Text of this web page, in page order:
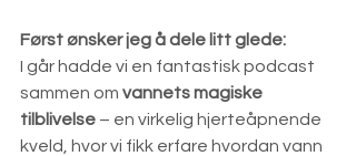
Først ønsker jeg å dele litt glede:
I går hadde vi en fantastisk podcast
sammen om vannets magiske
tilblivelse – en virkelig hjerteåpnende
kveld, hvor vi fikk erfare hvordan vann